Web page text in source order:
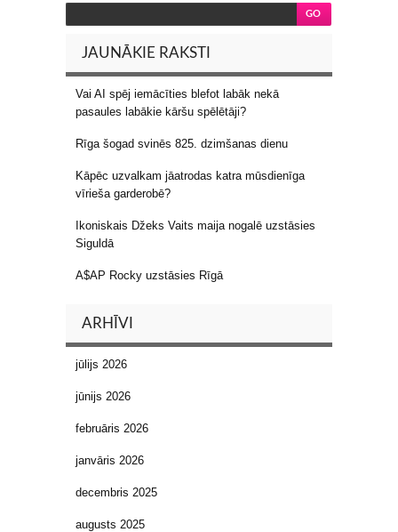
JAUNĀKIE RAKSTI
Vai AI spēj iemācīties blefot labāk nekā
pasaules labākie kāršu spēlētāji?
Rīga šogad svinēs 825. dzimšanas dienu
Kāpēc uzvalkam jāatrodas katra mūsdienīga
vīrieša garderobē?
Ikoniskais Džeks Vaits maija nogalē uzstāsies
Siguldā
A$AP Rocky uzstāsies Rīgā
ARHĪVI
jūlijs 2026
jūnijs 2026
februāris 2026
janvāris 2026
decembris 2025
augusts 2025